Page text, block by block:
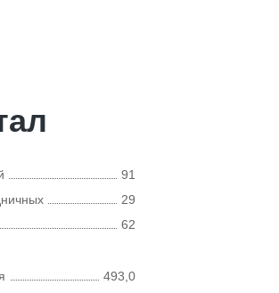
91
29
62
493,0